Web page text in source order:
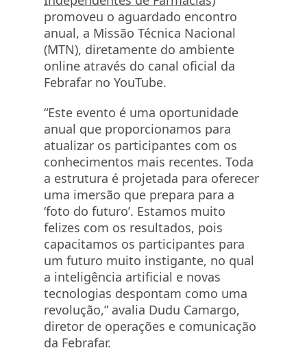
promoveu o aguardado encontro
anual, a Missão Técnica Nacional
(MTN), diretamente do ambiente
online através do canal oficial da
Febrafar no YouTube.
“Este evento é uma oportunidade
anual que proporcionamos para
atualizar os participantes com os
conhecimentos mais recentes. Toda
a estrutura é projetada para oferecer
uma imersão que prepara para a
‘foto do futuro’. Estamos muito
felizes com os resultados, pois
capacitamos os participantes para
um futuro muito instigante, no qual
a inteligência artificial e novas
tecnologias despontam como uma
revolução,” avalia Dudu Camargo,
diretor de operações e comunicação
da Febrafar.